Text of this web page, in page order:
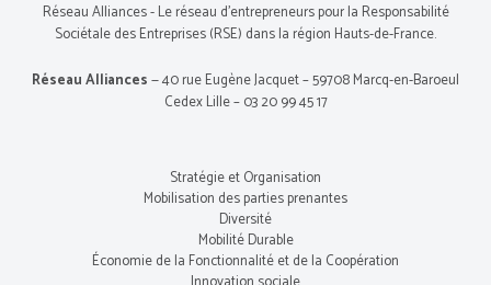
Réseau Alliances - Le réseau d’entrepreneurs pour la Responsabilité
Sociétale des Entreprises (RSE) dans la région Hauts-de-France.
Réseau Alliances— 40 rue Eugène Jacquet – 59708 Marcq-en-Baroeul
Cedex Lille – 03 20 99 45 17
Stratégie et Organisation
Mobilisation des parties prenantes
Diversité
Mobilité Durable
Économie de la Fonctionnalité et de la Coopération